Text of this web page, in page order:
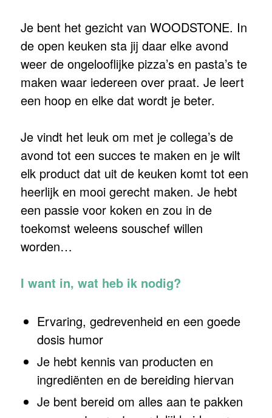
Je bent het gezicht van WOODSTONE. In
de open keuken sta jij daar elke avond
weer de ongelooflijke pizza’s en pasta’s te
maken waar iedereen over praat. Je leert
een hoop en elke dat wordt je beter.
Je vindt het leuk om met je collega’s de
avond tot een succes te maken en je wilt
elk product dat uit de keuken komt tot een
heerlijk en mooi gerecht maken. Je hebt
een passie voor koken en zou in de
toekomst weleens souschef willen
worden…
I want in, wat heb ik nodig?
Ervaring, gedrevenheid en een goede
dosis humor
Je hebt kennis van producten en
ingrediënten en de bereiding hiervan
Je bent bereid om alles aan te pakken